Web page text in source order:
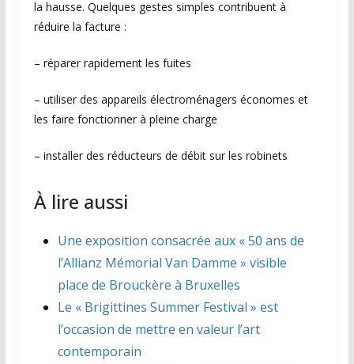
la hausse. Quelques gestes simples contribuent à
réduire la facture :
– réparer rapidement les fuites
– utiliser des appareils électroménagers économes et
les faire fonctionner à pleine charge
– installer des réducteurs de débit sur les robinets
À lire aussi
Une exposition consacrée aux « 50 ans de
l’Allianz Mémorial Van Damme » visible
place de Brouckère à Bruxelles
Le « Brigittines Summer Festival » est
l’occasion de mettre en valeur l’art
contemporain